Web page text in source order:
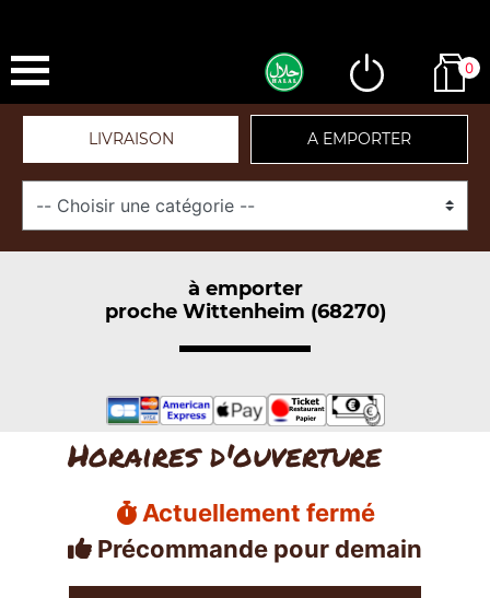
0
LIVRAISON A EMPORTER
à emporter
proche Wittenheim (68270)
Horaires d'ouverture
Actuellement fermé
Précommande pour demain